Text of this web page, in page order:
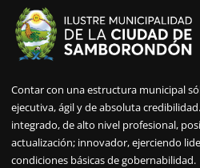
Contar con una estructura municipal
ejecutiva, ágil y de absoluta
integrado, de alto nivel profesional,
actualización; innovador, ejerciendo
condiciones básicas de gobernabilidad.